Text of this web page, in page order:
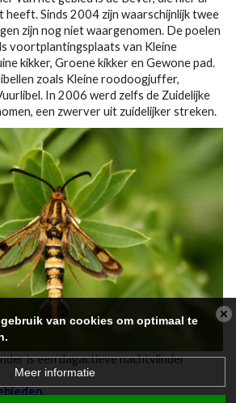
heeft. Sinds 2004 zijn waarschijnlijk twee
zijn nog niet waargenomen. De poelen
voortplantingsplaats van Kleine
kikker, Groene kikker en Gewone pad.
zoals Kleine roodoogjuffer,
In 2006 werd zelfs de Zuidelijke
een zwerver uit zuidelijker streken.
is een dagactieve nachtvlinder
van cookies om optimaal te
Meer informatie